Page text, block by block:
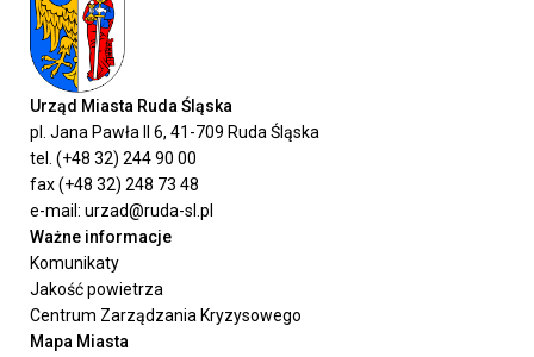
Urząd Miasta Ruda Śląska
pl. Jana Pawła II 6, 41-709 Ruda Śląska
tel. (+48 32) 244 90 00
fax (+48 32) 248 73 48
e-mail: urzad@ruda-sl.pl
Ważne informacje
Komunikaty
Jakość powietrza
Centrum Zarządzania Kryzysowego
Mapa Miasta